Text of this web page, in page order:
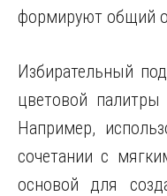
формируют общий
Избирательный
цветовой
Например,
сочетании с
основой для